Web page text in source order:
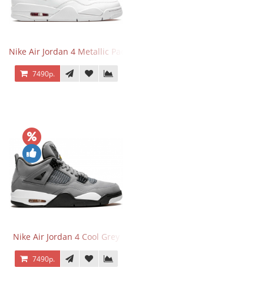
Nike Air Jordan 4 Metallic Pack University Red
7490р.
Nike Air Jordan 4 Cool Grey
7490р.